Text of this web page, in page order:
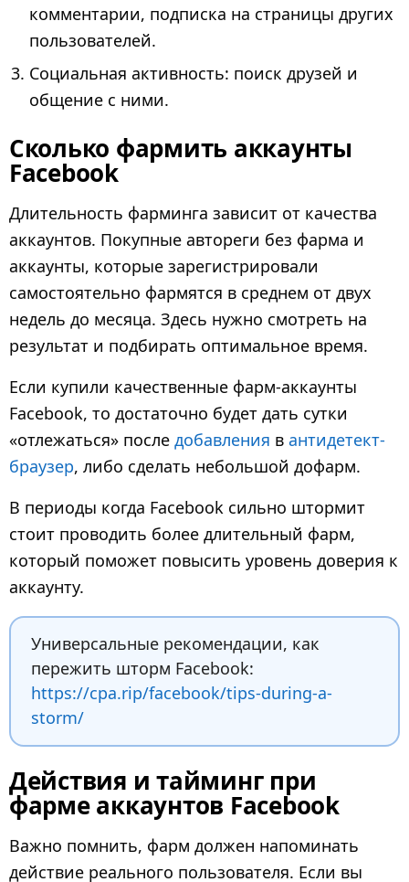
комментарии, подписка на страницы других
пользователей.
Социальная активность: поиск друзей и
общение с ними.
Сколько фармить аккаунты
Facebook
Длительность фарминга зависит от качества
аккаунтов. Покупные автореги без фарма и
аккаунты, которые зарегистрировали
самостоятельно фармятся в среднем от двух
недель до месяца. Здесь нужно смотреть на
результат и подбирать оптимальное время.
Если купили качественные фарм-аккаунты
Facebook, то достаточно будет дать сутки
«отлежаться» после добавления в антидетект-
браузер, либо сделать небольшой дофарм.
В периоды когда Facebook сильно штормит
стоит проводить более длительный фарм,
который поможет повысить уровень доверия к
аккаунту.
Универсальные рекомендации, как
пережить шторм Facebook:
https://cpa.rip/facebook/tips-during-a-
storm/
Действия и тайминг при
фарме аккаунтов Facebook
Важно помнить, фарм должен напоминать
действие реального пользователя. Если вы